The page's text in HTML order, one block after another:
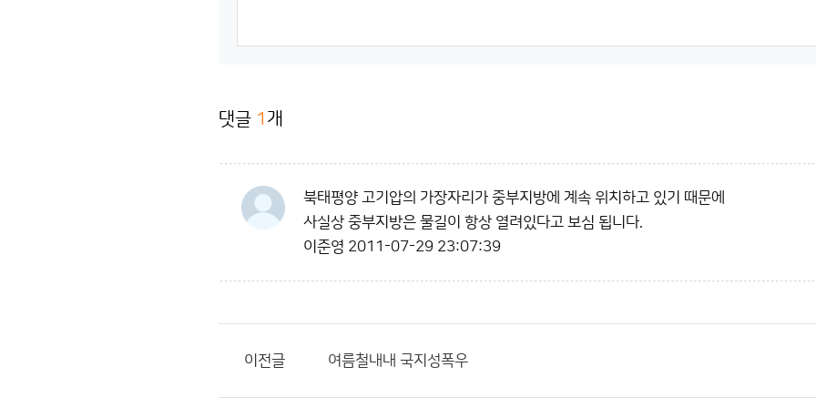
댓글 1 개
북태평양 고기압의 가장자리가 중부지방에 계속 위치하고 있기 때문에
사실상 중부지방은 물길이 항상 열려있다고 보심 됩니다.
이준영 2011-07-29 23:07:39
이전글 여름철내내 국지성폭우